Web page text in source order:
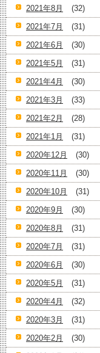
2021年8月
(32)
2021年7月
(31)
2021年6月
(30)
2021年5月
(31)
2021年4月
(30)
2021年3月
(33)
2021年2月
(28)
2021年1月
(31)
2020年12月
(30)
2020年11月
(30)
2020年10月
(31)
2020年9月
(30)
2020年8月
(31)
2020年7月
(31)
2020年6月
(30)
2020年5月
(31)
2020年4月
(32)
2020年3月
(31)
2020年2月
(30)